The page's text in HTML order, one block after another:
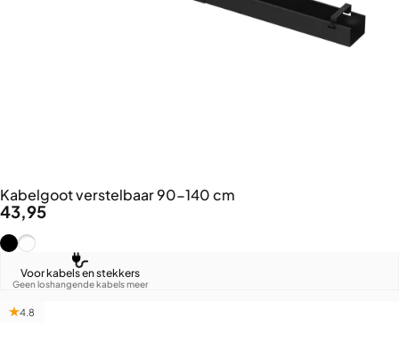
Kabelgoot verstelbaar 90-140 cm
43,95
Zwart (RAL9005)
Wit (RAL9016)
Voor kabels en stekkers
Geen loshangende kabels meer
4.8